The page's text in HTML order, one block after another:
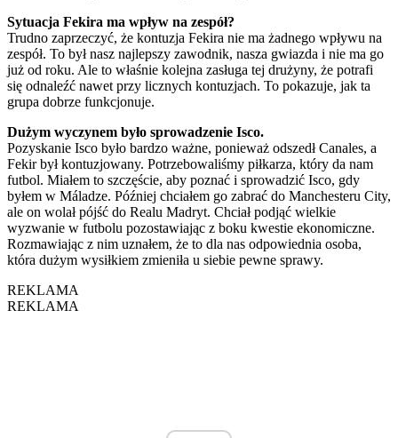
Sytuacja Fekira ma wpływ na zespół?
Trudno zaprzeczyć, że kontuzja Fekira nie ma żadnego wpływu na
zespół. To był nasz najlepszy zawodnik, nasza gwiazda i nie ma go
już od roku. Ale to właśnie kolejna zasługa tej drużyny, że potrafi
się odnaleźć nawet przy licznych kontuzjach. To pokazuje, jak ta
grupa dobrze funkcjonuje.
Dużym wyczynem było sprowadzenie Isco.
Pozyskanie Isco było bardzo ważne, ponieważ odszedł Canales, a
Fekir był kontuzjowany. Potrzebowaliśmy piłkarza, który da nam
futbol. Miałem to szczęście, aby poznać i sprowadzić Isco, gdy
byłem w Máladze. Później chciałem go zabrać do Manchesteru City,
ale on wolał pójść do Realu Madryt. Chciał podjąć wielkie
wyzwanie w futbolu pozostawiając z boku kwestie ekonomiczne.
Rozmawiając z nim uznałem, że to dla nas odpowiednia osoba,
która dużym wysiłkiem zmieniła u siebie pewne sprawy.
REKLAMA
REKLAMA